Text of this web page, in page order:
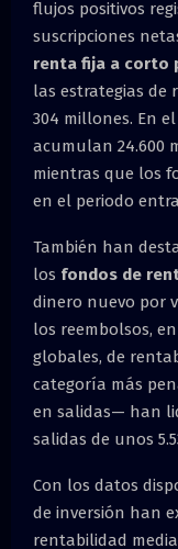
flujos positivos
suscripciones
renta fija a corto
las estrategias de
304 millones. En
acumulan 24.600
mientras que los
en el periodo
También han
los fondos de
dinero nuevo por
los reembolsos,
globales, de
categoría más
en salidas— han
salidas de unos
Con los datos
de inversión han
rentabilidad